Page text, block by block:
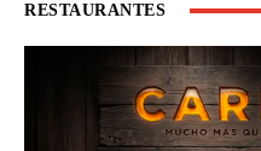
RESTAURANTES